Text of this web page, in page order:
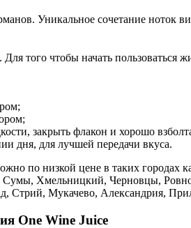
Уникальное сочетание ноток
того чтобы начать
закрыть флакон и хорошо
дня, для лучшей передачи вкуса.
по низкой цене в таких
Хмельницкий, Черновцы,
Стрий, Мукачево, Александрия,
One Wine Juice